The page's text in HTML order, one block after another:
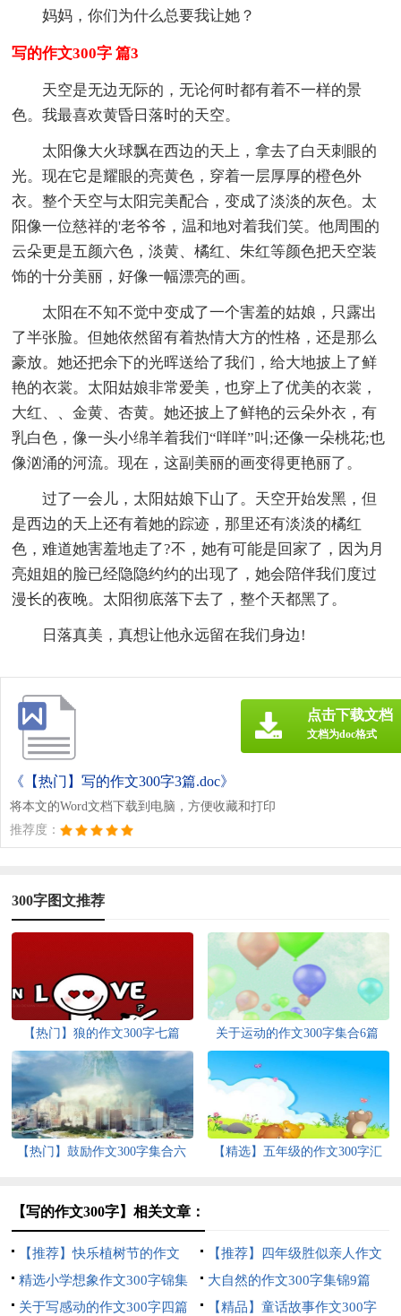
妈妈，你们为什么总要我让她？
写的作文300字 篇3
天空是无边无际的，无论何时都有着不一样的景
色。我最喜欢黄昏日落时的天空。
太阳像大火球飘在西边的天上，拿去了白天刺眼的
光。现在它是耀眼的亮黄色，穿着一层厚厚的橙色外
衣。整个天空与太阳完美配合，变成了淡淡的灰色。太
阳像一位慈祥的'老爷爷，温和地对着我们笑。他周围的
云朵更是五颜六色，淡黄、橘红、朱红等颜色把天空装
饰的十分美丽，好像一幅漂亮的画。
太阳在不知不觉中变成了一个害羞的姑娘，只露出
了半张脸。但她依然留有着热情大方的性格，还是那么
豪放。她还把余下的光晖送给了我们，给大地披上了鲜
艳的衣裳。太阳姑娘非常爱美，也穿上了优美的衣裳，
大红、、金黄、杏黄。她还披上了鲜艳的云朵外衣，有
乳白色，像一头小绵羊着我们“咩咩”叫;还像一朵桃花;也
像汹涌的河流。现在，这副美丽的画变得更艳丽了。
过了一会儿，太阳姑娘下山了。天空开始发黑，但
是西边的天上还有着她的踪迹，那里还有淡淡的橘红
色，难道她害羞地走了?不，她有可能是回家了，因为月
亮姐姐的脸已经隐隐约约的出现了，她会陪伴我们度过
漫长的夜晚。太阳彻底落下去了，整个天都黑了。
日落真美，真想让他永远留在我们身边!
《【热门】写的作文300字3篇.doc》
将本文的Word文档下载到电脑，方便收藏和打印
推荐度：
点击下载文档
文档为doc格式
300字图文推荐
【热门】狼的作文300字七篇 关于运动的作文300字集合6篇
【热门】鼓励作文300字集合六
【精选】五年级的作文300字汇
【写的作文300字】相关文章：
【推荐】快乐植树节的作文
300字七篇
【推荐】四年级胜似亲人作文
300字锦集6篇
精选小学想象作文300字锦集
八篇
大自然的作文300字集锦9篇
关于写感动的作文300字四篇
【精品】童话故事作文300字